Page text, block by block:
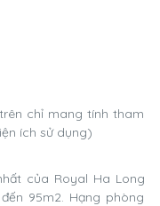
chỉ mang tính tham
ích sử dụng)
của Royal Ha Long
95m2. Hạng phòng